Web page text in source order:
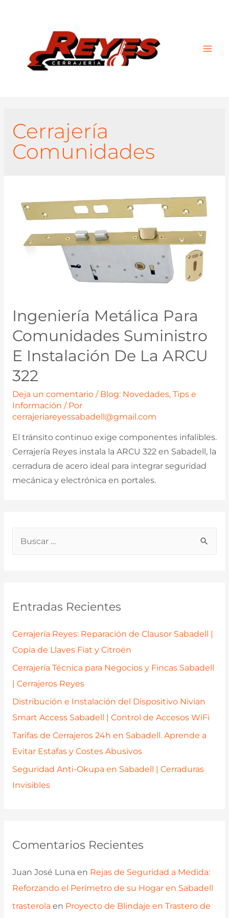
p
o
:
Entradas Recientes
Cerrajería Reyes: Reparación de Clausor Sabadell |
Copia de Llaves Fiat y Citroën
Cerrajería Técnica para Negocios y Fincas Sabadell
| Cerrajeros Reyes
Distribución e Instalación del Dispositivo Nivian
Smart Access Sabadell | Control de Accesos WiFi
Tarifas de Cerrajeros 24h en Sabadell. Aprende a
Evitar Estafas y Costes Abusivos
Seguridad Anti-Okupa en Sabadell | Cerraduras
Invisibles
Comentarios Recientes
Juan José Luna en Rejas de Seguridad a Medida:
Reforzando el Perímetro de su Hogar en Sabadell
trasterola en Proyecto de Blindaje en Trastero de
Cerrajería
Comunidades
Ingeniería Metálica Para
Comunidades Suministro
E Instalación De La ARCU
322
Deja un comentario / Blog: Novedades, Tips e
Información / Por
cerrajeriareyessabadell@gmail.com
El tránsito continuo exige componentes infalibles.
Cerrajería Reyes instala la ARCU 322 en Sabadell, la
cerradura de acero ideal para integrar seguridad
mecánica y electrónica en portales.